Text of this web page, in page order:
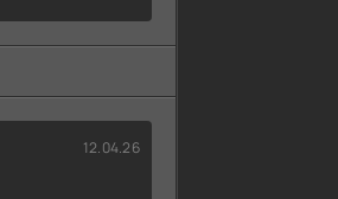
12.04.26